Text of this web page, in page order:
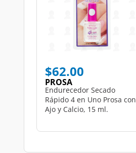
$62.00
PROSA
Endurecedor Secado
Rápido 4 en Uno Prosa con
Ajo y Calcio, 15 ml.